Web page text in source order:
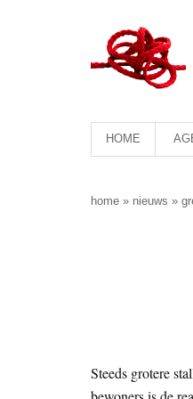
HOME
home » nieuws »
Steeds grotere